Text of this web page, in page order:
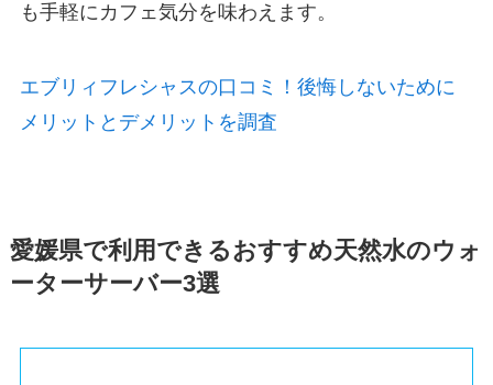
も手軽にカフェ気分を味わえます。
エブリィフレシャスの口コミ！後悔しないために
メリットとデメリットを調査
愛媛県で利用できるおすすめ天然水のウォ
ーターサーバー3選